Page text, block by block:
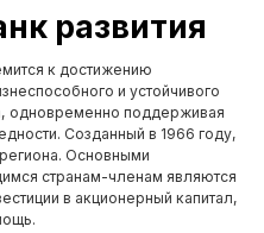
развития
к достижению
и устойчивого
одновременно поддерживая
Созданный в 1966 году,
Основными
странам-членам являются
в акционерный капитал,